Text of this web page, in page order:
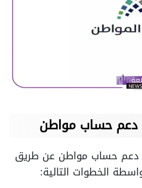
دعم حساب مواطن
دعم حساب مواطن عن طريق
الخطوات التالية: